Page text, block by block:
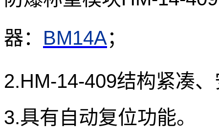
器： BM14A；
2.HM-14-409结构紧凑
3.具有自动复位功能。